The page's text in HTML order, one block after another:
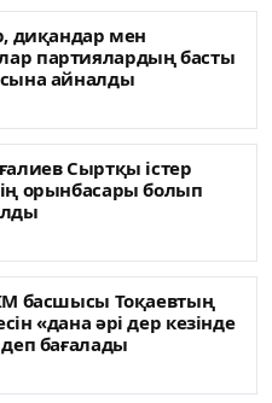
диқандар мен
партиялардың басты
айналды
Сыртқы істер
орынбасары болып
басшысы Тоқаевтың
«дана әрі дер кезінде
бағалады